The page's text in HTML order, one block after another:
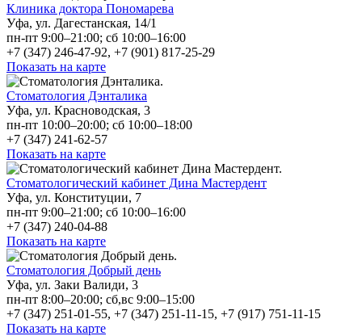
Клиника доктора Пономарева
Уфа, ул. Дагестанская, 14/1
пн-пт 9:00–21:00; сб 10:00–16:00
+7 (347) 246-47-92, +7 (901) 817-25-29
Показать на карте
Стоматология Дэнталика
Уфа, ул. Красноводская, 3
пн-пт 10:00–20:00; сб 10:00–18:00
+7 (347) 241-62-57
Показать на карте
Стоматологический кабинет Дина Мастердент
Уфа, ул. Конституции, 7
пн-пт 9:00–21:00; сб 10:00–16:00
+7 (347) 240-04-88
Показать на карте
Стоматология Добрый день
Уфа, ул. Заки Валиди, 3
пн-пт 8:00–20:00; сб,вс 9:00–15:00
+7 (347) 251-01-55, +7 (347) 251-11-15, +7 (917) 751-11-15
Показать на карте